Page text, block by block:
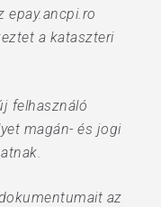
epay.ancpi.ro
a kataszteri
felhasználó
magán- és jogi
az